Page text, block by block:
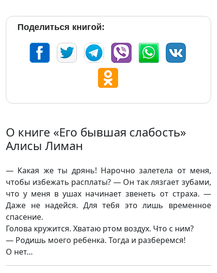
Поделиться книгой:
О книге «Его бывшая слабость»
Алисы Лиман
— Какая же ты дрянь! Нарочно залетела от меня,
чтобы избежать расплаты? — Он так лязгает зубами,
что у меня в ушах начинает звенеть от страха. —
Даже не надейся. Для тебя это лишь временное
спасение.
Голова кружится. Хватаю ртом воздух. Что с ним?
— Родишь моего ребенка. Тогда и разберемся!
О нет…